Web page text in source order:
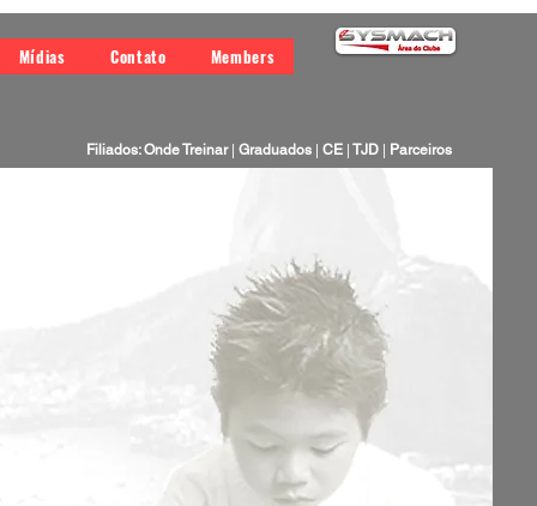
Mídias Contato Members
Filiados: Onde Treinar| Graduados CE TJD Parceiros